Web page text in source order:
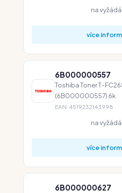
na
více
6B000000557
Toshiba Toner T-
(6B000000557) 6k
EAN: 4519232143998
na
více
6B000000627